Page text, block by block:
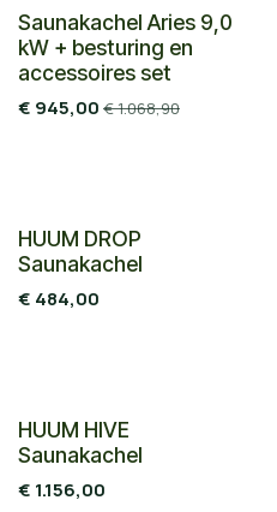
Combi deal
Saunakachel Aries 9,0
kW + besturing en
accessoires set
€ 945,00 €1.068,90
HUUM DROP
Saunakachel
€ 484,00
HUUM HIVE
Saunakachel
€ 1.156,00